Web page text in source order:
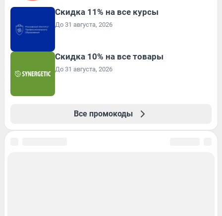
Скидка 11% на все курсы
До 31 августа, 2026
Скидка 10% на все товары
До 31 августа, 2026
Все промокоды